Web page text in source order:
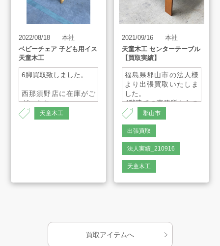
お客様の声
よくあるご質問
スタッフインタビュー
店舗案内
AMESYO MAGAGINE
2022/08/18
本社
ベビーチェア 子ども用イス
天童木工
6脚買取致しました。
西那須野店に在庫がご
ざいます。
天童木工
2021/09/16
本社
天童木工 センターテーブル
【買取実績】
福島県郡山市の法人様
より出張買取いたしま
した。
4階建ての事務所からの
搬出ということもあ
り、スタッフ5人で作業
させて頂きました。
郡山市
出張買取
法人実績_210916
天童木工
買取アイテムへ